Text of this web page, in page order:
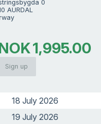
0
AURDAL
1,995.00
Sign up
18 July 2026
19 July 2026